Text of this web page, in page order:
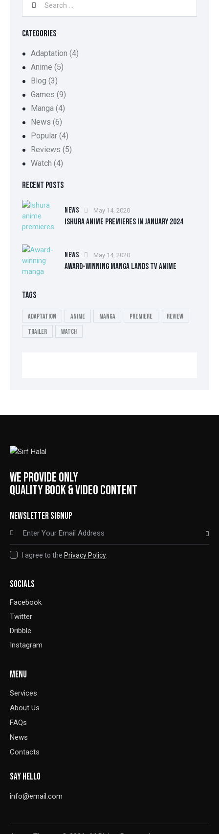
CATEGORIES
Adaptation (4)
Anime (5)
Blog (3)
Games (9)
Manga (4)
News (6)
Popular (4)
Reviews (5)
Watch (4)
RECENT POSTS
NEWS May 14, 2020
ISHURA ANIME PREMIERES IN JANUARY 2024
NEWS May 14, 2020
AWARD-WINNING MANGA LANDS TV ANIME
TAGS
Adaptation Anime Manga Premiere
Review
Trailer
Watch
WE PROVIDE ONLY
QUALITY BOOK & VIDEO CONTENT
NEWSLETTER SIGNUP
SUBSCRIBE
I agree to the Privacy Policy
SOCIALS
Facebook
Twitter
Dribble
Instagram
MENU
Services
About Us
FAQs
News
Contacts
SAY HELLO
info@email.com